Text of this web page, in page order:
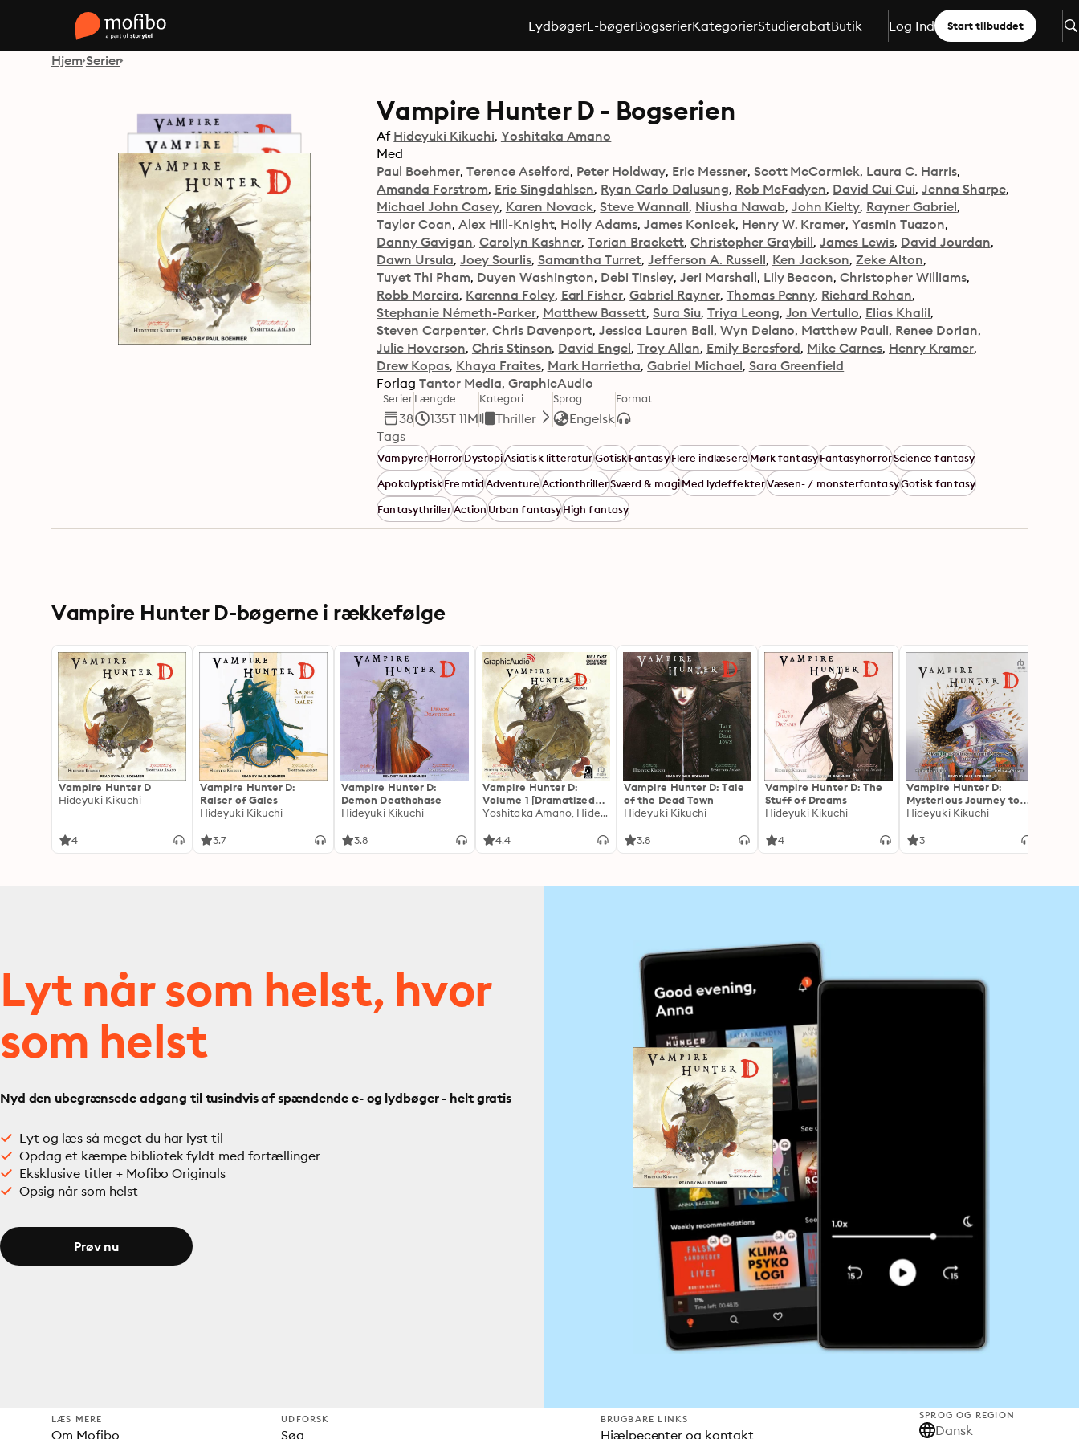
LydbøgerE-bøgerBogserierKategorierStudierabatButik Log Ind Start tilbuddet
Hjem Serier
Vampire Hunter D - Bogserien
Af Hideyuki Kikuchi Yoshitaka Amano
Med
Paul Boehmer Terence Aselford Peter Holdway Eric Messner Scott McCormick Laura C. Harris
Amanda Forstrom Eric Singdahlsen Ryan Carlo Dalusung Rob McFadyen David Cui Cui Jenna Sharpe
Michael John Casey Karen Novack Steve Wannall Niusha Nawab John Kielty Rayner Gabriel
Taylor Coan Alex Hill-Knight Holly Adams James Konicek Henry W. Kramer Yasmin Tuazon
Danny Gavigan Carolyn Kashner Torian Brackett Christopher Graybill James Lewis David Jourdan
Dawn Ursula Joey Sourlis Samantha Turret Jefferson A. Russell Ken Jackson Zeke Alton
Tuyet Thi Pham Duyen Washington Debi Tinsley Jeri Marshall Lily Beacon Christopher Williams
Robb Moreira Karenna Foley Earl Fisher Gabriel Rayner Thomas Penny Richard Rohan
Stephanie Németh-Parker Matthew Bassett Sura Siu Triya Leong Jon Vertullo Elias Khalil
Steven Carpenter Chris Davenport Jessica Lauren Ball Wyn Delano Matthew Pauli Renee Dorian
Julie Hoverson Chris Stinson David Engel Troy Allan Emily Beresford Mike Carnes Henry Kramer
Drew Kopas Khaya Fraites Mark Harrietha Gabriel Michael Sara Greenfield
Forlag Tantor Media GraphicAudio
Serier
38
Længde
135T 11M
Kategori
Thriller
Sprog
Engelsk
Format
Tags
VampyrerHorrorDystopiAsiatisk litteraturGotiskFantasyFlere indlæsereMørk fantasyFantasyhorrorScience fantasy
ApokalyptiskFremtidAdventureActionthrillerSværd & magiMed lydeffekterVæsen- / monsterfantasyGotisk fantasy
FantasythrillerActionUrban fantasyHigh fantasy
Vampire Hunter D-bøgerne i rækkefølge
Vampire Hunter D
Hideyuki Kikuchi
4
Vampire Hunter D:
Raiser of Gales
Hideyuki Kikuchi
3.7
Vampire Hunter D:
Demon Deathchase
Hideyuki Kikuchi
3.8
Vampire Hunter D:
Volume 1 [Dramatized
Adaptation]: Vampire Yoshitaka Amano, Hideyuki Kikuchi
4.4
Vampire Hunter D: Tale
of the Dead Town
Hideyuki Kikuchi
3.8
Vampire Hunter D: The
Stuff of Dreams
Hideyuki Kikuchi
4
Vampire Hunter D:
Mysterious Journey to
the North Sea: Part Two
Hideyuki Kikuchi
3
Lyt når som helst, hvor
som helst
Nyd den ubegrænsede adgang til tusindvis af spændende e- og lydbøger - helt gratis
Lyt og læs så meget du har lyst til
Opdag et kæmpe bibliotek fyldt med fortællinger
Eksklusive titler + Mofibo Originals
Opsig når som helst
Prøv nu
LÆS MERE
Om Mofibo
UDFORSK
Søg
BRUGBARE LINKS
Hjælpecenter og kontakt
SPROG OG REGION
Dansk